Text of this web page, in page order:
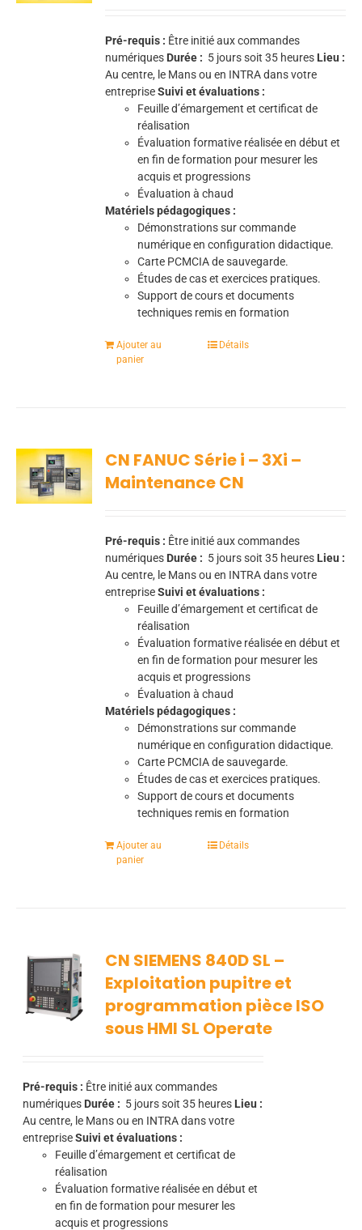
Pré-requis : Être initié aux commandes
numériques Durée : 5 jours soit 35 heures Lieu :
Au centre, le Mans ou en INTRA dans votre
entrepriseSuivi et évaluations :
Feuille d’émargement et certificat de
réalisation
Évaluation formative réalisée en début et
en fin de formation pour mesurer les
acquis et progressions
Évaluation à chaud
Matériels pédagogiques :
Démonstrations sur commande
numérique en configuration didactique.
Carte PCMCIA de sauvegarde.
Études de cas et exercices pratiques.
Support de cours et documents
techniques remis en formation
Ajouter au
panier
Détails
CN FANUC Série i – 3Xi –
Maintenance CN
Pré-requis : Être initié aux commandes
numériques Durée : 5 jours soit 35 heures Lieu :
Au centre, le Mans ou en INTRA dans votre
entrepriseSuivi et évaluations :
Feuille d’émargement et certificat de
réalisation
Évaluation formative réalisée en début et
en fin de formation pour mesurer les
acquis et progressions
Évaluation à chaud
Matériels pédagogiques :
Démonstrations sur commande
numérique en configuration didactique.
Carte PCMCIA de sauvegarde.
Études de cas et exercices pratiques.
Support de cours et documents
techniques remis en formation
Ajouter au
panier
Détails
CN SIEMENS 840D SL –
Exploitation pupitre et
programmation pièce ISO
sous HMI SL Operate
Pré-requis : Être initié aux commandes
numériques Durée : 5 jours soit 35 heures Lieu :
Au centre, le Mans ou en INTRA dans votre
entrepriseSuivi et évaluations :
Feuille d’émargement et certificat de
réalisation
Évaluation formative réalisée en début et
en fin de formation pour mesurer les
acquis et progressions